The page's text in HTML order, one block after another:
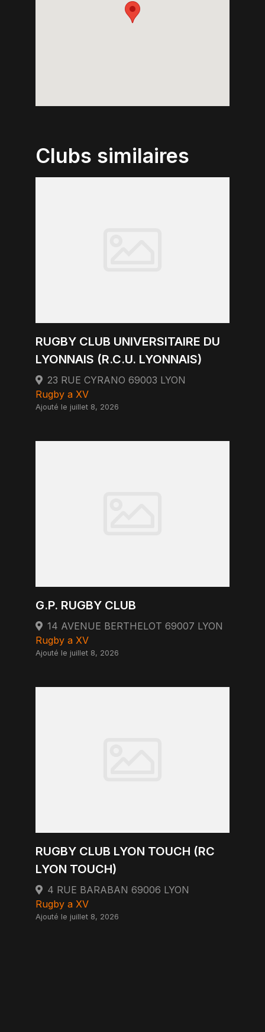
Clubs similaires
RUGBY CLUB UNIVERSITAIRE DU
LYONNAIS (R.C.U. LYONNAIS)
23 RUE CYRANO 69003 LYON
Rugby a XV
Ajouté le juillet 8, 2026
G.P. RUGBY CLUB
14 AVENUE BERTHELOT 69007 LYON
Rugby a XV
Ajouté le juillet 8, 2026
RUGBY CLUB LYON TOUCH (RC
LYON TOUCH)
4 RUE BARABAN 69006 LYON
Rugby a XV
Ajouté le juillet 8, 2026